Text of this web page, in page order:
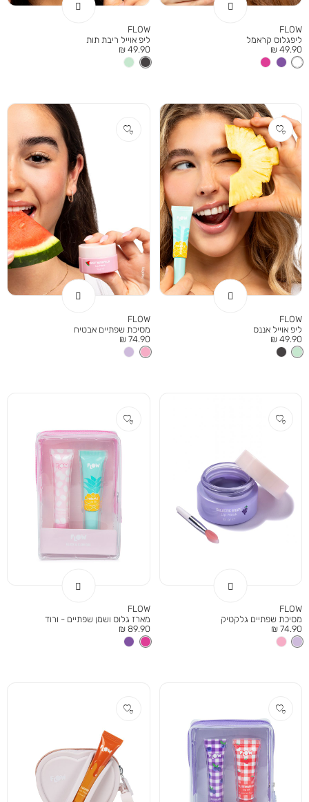
FLOW
ליפגלוס קראמל
מחיר
מוצר
49.90 ₪
FLOW
ליפ אוייל ריבת תות
מחיר
מוצר
49.90 ₪
FLOW
ליפ אוייל אננס
מחיר
מוצר
49.90 ₪
FLOW
מסיכת שפתיים אבטיח
מחיר
מוצר
74.90 ₪
FLOW
מסיכת שפתיים גלקטיק
מחיר
מוצר
74.90 ₪
FLOW
מארז גלוס ושמן שפתיים - ורוד
מחיר
מוצר
89.90 ₪